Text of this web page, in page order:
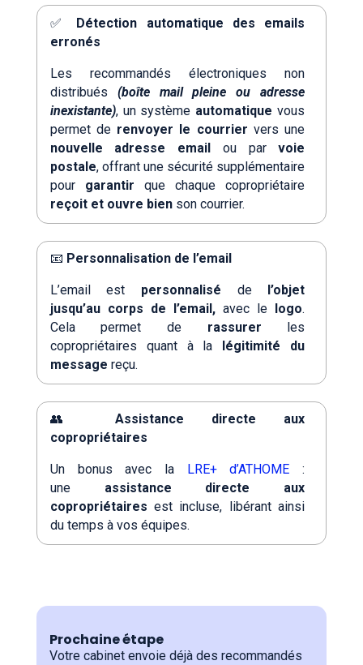
✅
Détection automatique des emails
erronés
Les recommandés électroniques non
distribués
(boîte mail pleine ou adresse
inexistante), un système automatique vous
permet de renvoyer le courrier vers une
nouvelle adresse email
ou parvoie
postale, offrant une sécurité supplémentaire
pour garantir que chaque copropriétaire
reçoit et ouvre bienson courrier.
📧 Personnalisation de l’email
L’email est personnalisé de
l’objet
jusqu’au corps de l’email, avec le logo.
Cela permet de rassurer les
copropriétaires quant à la
légitimité du
message reçu.
👥 Assistance directe aux
copropriétaires
Un bonus avec la LRE+ d’ATHOME :
une assistance directe aux
copropriétaires est incluse, libérant ainsi
du temps à vos équipes.
Prochaine étape
Votre cabinet envoie déjà des recommandés